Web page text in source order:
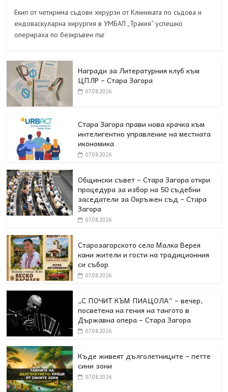
Екип от четирима съдови хирурзи от Клиниката по съдова и
ендоваскуларна хирургия в УМБАЛ „Тракия“ успешно
оперираха по безкръвен път
Награди за Литературния клуб към
ЦПЛР – Стара Загора
07.08.2026
Стара Загора прави нова крачка към
интелигентно управление на местната
икономика
07.08.2026
Общински съвет – Стара Загора откри
процедура за избор на 50 съдебни
заседатели за Окръжен съд – Стара
Загора
07.08.2026
Старозагорското село Малка Верея
кани жители и гости на традиционния
си събор
07.08.2026
„С ПОЧИТ КЪМ ПИАЦОЛА“ – вечер,
посветена на гения на тангото в
Държавна опера – Стара Загора
07.08.2026
Къде живеят дълголетниците – петте
сини зони
07.08.2026